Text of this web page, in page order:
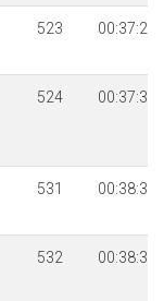
523 00:37:27
524 00:37:31
531 00:38:35
532 00:38:38